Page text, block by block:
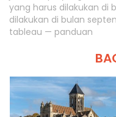
yang harus dilakukan di
dilakukan di bulan
tableau — panduan